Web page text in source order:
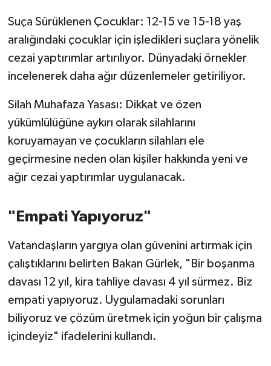
Suça Sürüklenen Çocuklar: 12-15 ve 15-18 yaş
aralığındaki çocuklar için işledikleri suçlara yönelik
cezai yaptırımlar artırılıyor. Dünyadaki örnekler
incelenerek daha ağır düzenlemeler getiriliyor.
Silah Muhafaza Yasası: Dikkat ve özen
yükümlülüğüne aykırı olarak silahlarını
koruyamayan ve çocukların silahları ele
geçirmesine neden olan kişiler hakkında yeni ve
ağır cezai yaptırımlar uygulanacak.
"Empati Yapıyoruz"
Vatandaşların yargıya olan güvenini artırmak için
çalıştıklarını belirten Bakan Gürlek, "Bir boşanma
davası 12 yıl, kira tahliye davası 4 yıl sürmez. Biz
empati yapıyoruz. Uygulamadaki sorunları
biliyoruz ve çözüm üretmek için yoğun bir çalışma
içindeyiz" ifadelerini kullandı.
TARİHTE BUGÜN
TEKNOLOJİ
Trend
TÜRKİYE
VİZYONDAKİLER
YAŞAM